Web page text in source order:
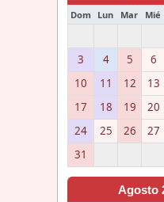
Dom Lun Mar Mié
3
4 5 6
10
11 12 13
17
18 19 20
24
25 26 27
31
Agosto